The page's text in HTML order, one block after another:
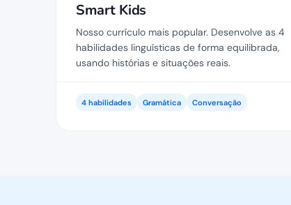
Smart Kids
Nosso currículo mais popular. Desenvolve as 4
habilidades linguísticas de forma equilibrada,
usando histórias e situações reais.
4 habilidades Gramática Conversação